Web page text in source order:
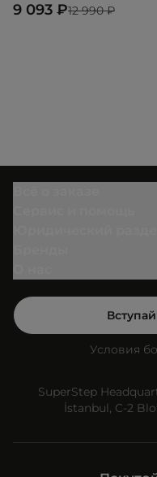
12 990 ₽
9 093 ₽
Условия
SuperStep
İstanbul, C-2